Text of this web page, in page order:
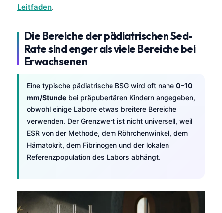
Leitfaden.
Die Bereiche der pädiatrischen Sed-
Rate sind enger als viele Bereiche bei
Erwachsenen
Eine typische pädiatrische BSG wird oft nahe 0–10
mm/Stunde bei präpubertären Kindern angegeben,
obwohl einige Labore etwas breitere Bereiche
verwenden. Der Grenzwert ist nicht universell, weil
ESR von der Methode, dem Röhrchenwinkel, dem
Hämatokrit, dem Fibrinogen und der lokalen
Referenzpopulation des Labors abhängt.